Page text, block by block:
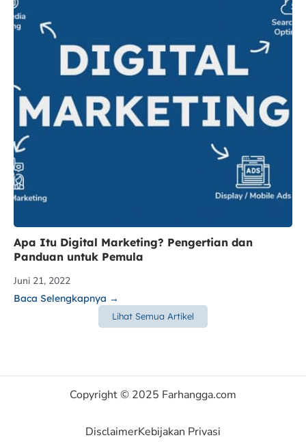
Apa Itu Digital Marketing? Pengertian dan
Panduan untuk Pemula
Juni 21, 2022
Baca Selengkapnya →
Lihat Semua Artikel
Copyright © 2025 Farhangga.com
DisclaimerKebijakan Privasi